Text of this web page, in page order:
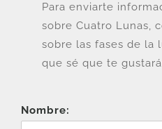
Para enviarte
sobre Cuatro Lunas,
sobre las fases de la
que sé que te
Nombre: